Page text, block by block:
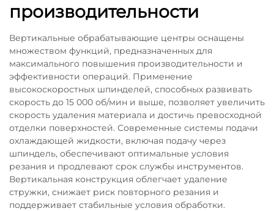
производительности
Вертикальные обрабатывающие центры оснащены
множеством функций, предназначенных для
максимального повышения производительности и
эффективности операций. Применение
высокоскоростных шпинделей, способных развивать
скорость до 15 000 об/мин и выше, позволяет увеличить
скорость удаления материала и достичь превосходной
отделки поверхностей. Современные системы подачи
охлаждающей жидкости, включая подачу через
шпиндель, обеспечивают оптимальные условия
резания и продлевают срок службы инструментов.
Вертикальная конструкция облегчает удаление
стружки, снижает риск повторного резания и
поддерживает стабильные условия обработки.